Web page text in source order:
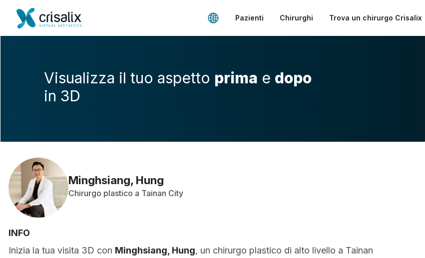
Pazienti Chirurghi Trova un chirurgo Crisalix
Visualizza il tuo aspetto prima e dopo
in 3D
Minghsiang, Hung
Chirurgo plastico a Tainan City
INFO
Inizia la tua visita 3D con Minghsiang, Hung, un chirurgo plastico di alto livello a Tainan